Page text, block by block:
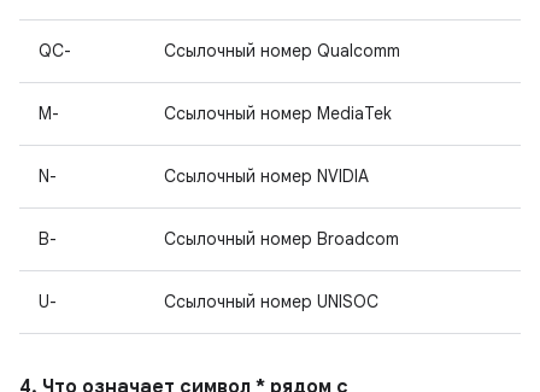
QC- Ссылочный номер Qualcomm
M- Ссылочный номер MediaTek
N- Ссылочный номер NVIDIA
B- Ссылочный номер Broadcom
U- Ссылочный номер UNISOC
4. Что означает символ * рядом с